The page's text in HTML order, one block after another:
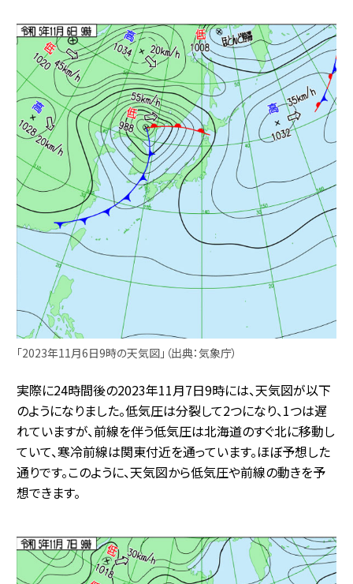
「2023年11月6日9時の天気図」（出典：気象庁）
実際に24時間後の2023年11月7日9時には、天気図が以下
のようになりました。低気圧は分裂して2つになり、1つは遅
れていますが、前線を伴う低気圧は北海道のすぐ北に移動し
ていて、寒冷前線は関東付近を通っています。ほぼ予想した
通りです。このように、天気図から低気圧や前線の動きを予
想できます。